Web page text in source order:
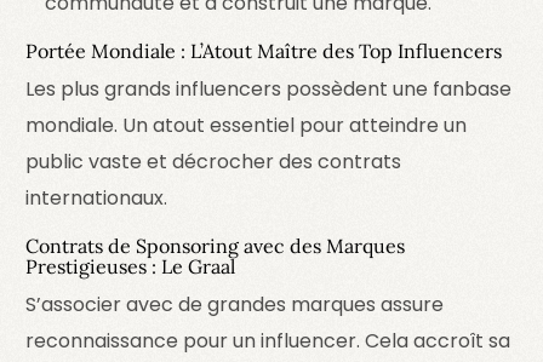
Portée Mondiale : L’Atout Maître des Top Influencers
Les plus grands influencers possèdent une fanbase
mondiale. Un atout essentiel pour atteindre un
public vaste et décrocher des contrats
internationaux.
Contrats de Sponsoring avec des Marques
Prestigieuses : Le Graal
S’associer avec de grandes marques assure
reconnaissance pour un influencer. Cela accroît sa